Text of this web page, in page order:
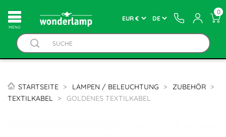
MENÚ
0
STARTSEITE LAMPEN / BELEUCHTUNG
ZUBEHÖR
TEXTILKABEL
GOLDENES TEXTILKABEL